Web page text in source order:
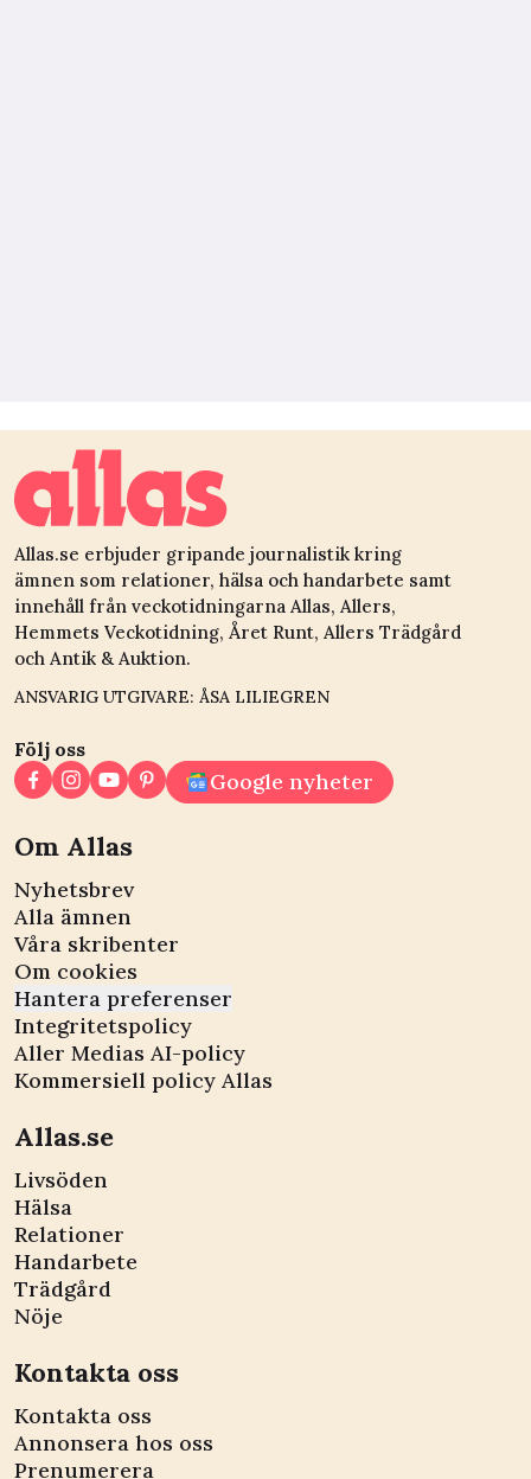
Allas.se erbjuder gripande journalistik kring
ämnen som relationer, hälsa och handarbete samt
innehåll från veckotidningarna Allas, Allers,
Hemmets Veckotidning, Året Runt, Allers Trädgård
och Antik & Auktion.
ANSVARIG UTGIVARE: ÅSA LILIEGREN
Följ oss
Google nyheter
Om Allas
Nyhetsbrev
Alla ämnen
Våra skribenter
Om cookies
Hantera preferenser
Integritetspolicy
Aller Medias AI-policy
Kommersiell policy Allas
Allas.se
Livsöden
Hälsa
Relationer
Handarbete
Trädgård
Nöje
Kontakta oss
Kontakta oss
Annonsera hos oss
Prenumerera